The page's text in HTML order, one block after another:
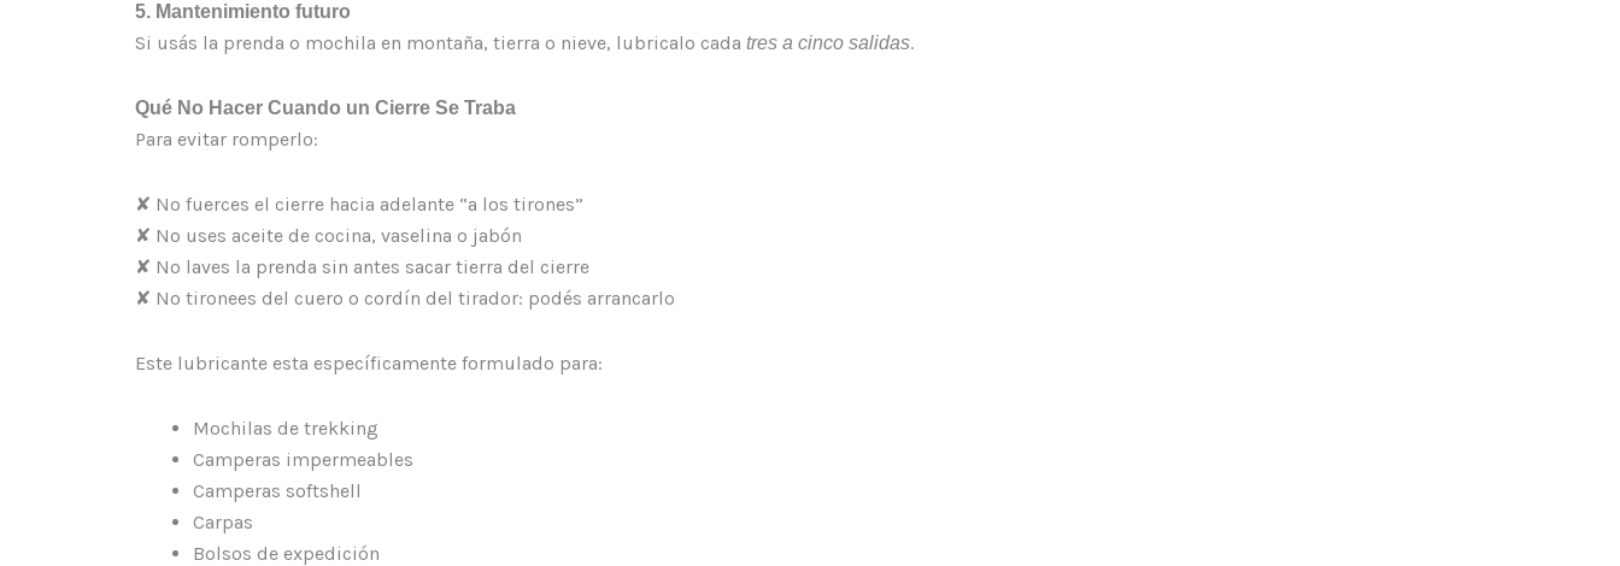
5. Mantenimiento futuro
Si usás la prenda o mochila en montaña, tierra o nieve, lubricalo cada tres a cinco salidas.
Qué No Hacer Cuando un Cierre Se Traba
Para evitar romperlo:
✘ No fuerces el cierre hacia adelante “a los tirones”
✘ No uses aceite de cocina, vaselina o jabón
✘ No laves la prenda sin antes sacar tierra del cierre
✘ No tironees del cuero o cordín del tirador: podés arrancarlo
Este lubricante esta específicamente formulado para:
Mochilas de trekking
Camperas impermeables
Camperas softshell
Carpas
Bolsos de expedición